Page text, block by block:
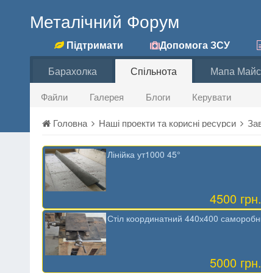
Металічний Форум
Підтримати Допомога ЗСУ
Барахолка Спільнота
Файли Галерея Блоги Керувати
Мапа
Головна Наші проекти та корисні ресурси
Лінійка ут1000 45°
4500 грн.
Стіл координатний 440х400
5000 грн.